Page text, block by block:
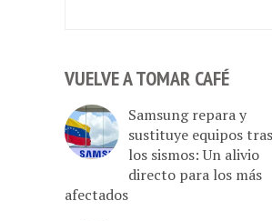
VUELVE A TOMAR CAFÉ
Samsung repara y
sustituye equipos tras
los sismos: Un alivio
directo para los más
afectados